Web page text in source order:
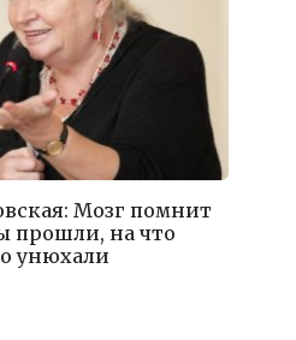
Мозг помнит
прошли, на что
унюхали